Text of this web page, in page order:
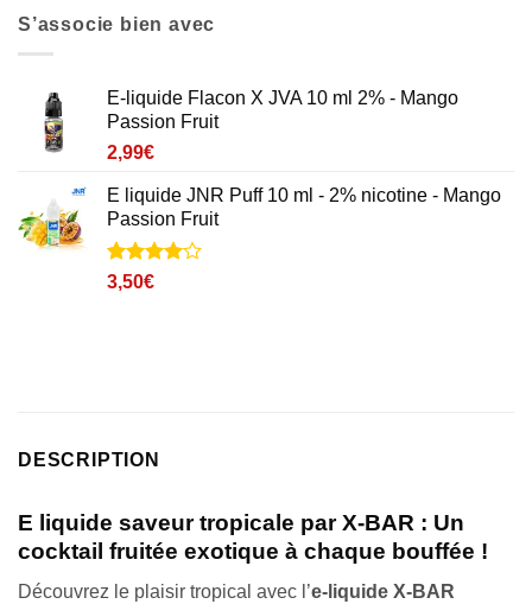
S’associe bien avec
E-liquide Flacon X JVA 10 ml 2% - Mango
Passion Fruit
2,99€
E liquide JNR Puff 10 ml - 2% nicotine - Mango
Passion Fruit
Noté4
sur 5
1
3,50€
DESCRIPTION
E liquide saveur tropicale par X-BAR : Un
cocktail fruitée exotique à chaque bouffée !
Découvrez le plaisir tropical avec l’e-liquide X-BAR